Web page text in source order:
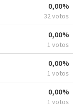
0,00%
32 votos
0,00%
1 votos
0,00%
1 votos
0,00%
1 votos